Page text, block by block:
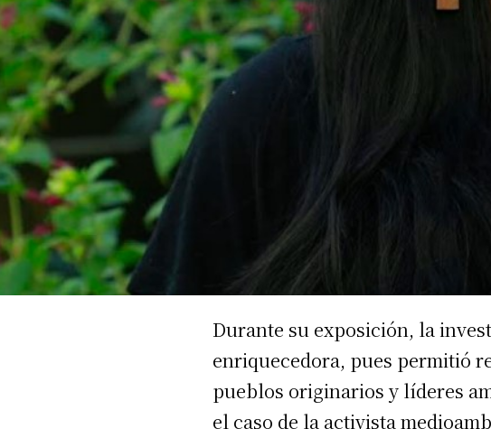
Durante su exposición, la
enriquecedora, pues permitió
pueblos originarios y líderes
el caso de la activista